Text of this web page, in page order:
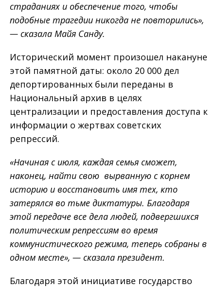
страданиях и обеспечение того, чтобы
подобные трагедии никогда не повторились»,
— сказала Майя Санду.
Исторический момент произошел накануне
этой памятной даты: около 20 000 дел
депортированных были переданы в
Национальный архив в целях
централизации и предоставления доступа к
информации о жертвах советских
репрессий.
«Начиная с июля, каждая семья сможет,
наконец, найти свою вырванную с корнем
историю и восстановить имя тех, кто
затерялся во тьме диктатуры. Благодаря
этой передаче все дела людей, подвергшихся
политическим репрессиям во время
коммунистического режима, теперь собраны в
одном месте», — сказала президент.
Благодаря этой инициативе государство